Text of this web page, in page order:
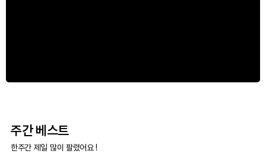
주간 베스트
한주간 제일 많이 팔렸어요 !